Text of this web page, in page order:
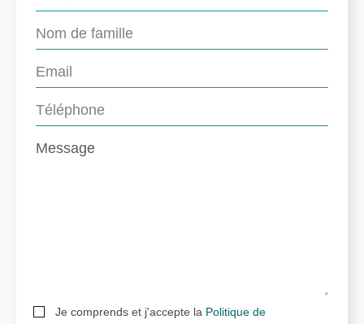
Je comprends et j'accepte la Politique de